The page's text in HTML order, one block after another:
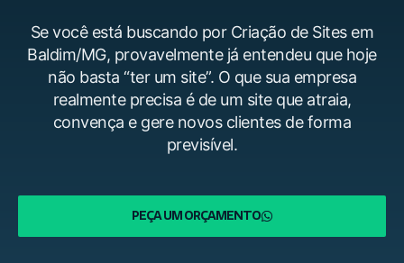
Se você está buscando por Criação de Sites em
Baldim/MG, provavelmente já entendeu que hoje
não basta “ter um site”. O que sua empresa
realmente precisa é de um site que atraia,
convença e gere novos clientes de forma
previsível.
PEÇA UM ORÇAMENTO